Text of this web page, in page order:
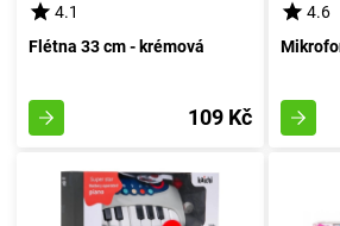
4.1
Flétna 33 cm - krémová
109 Kč
4.6